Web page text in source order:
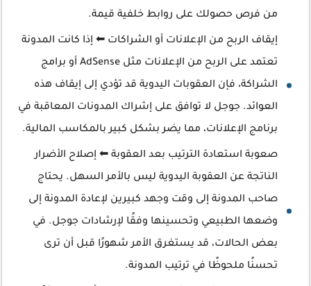
من فرص حصولك على روابط خلفية قيمة.
إيقاف الربح من الإعلانات أو الشراكات ⬅ إذا كانت المدونة
تعتمد على الربح من الإعلانات مثل AdSense أو برامج
الشراكة، فإن العقوبات اليدوية قد تؤدي إلى إيقاف هذه
العوائد. جوجل لا توافق على إشراك المدونات المعاقبة في
برنامج الإعلانات، مما يضر بشكل كبير بالمكاسب المالية.
صعوبة استعادة الترتيب بعد العقوبة ⬅ إصلاح الأضرار
الناتجة عن العقوبة اليدوية ليس بالأمر السهل. يحتاج
صاحب المدونة إلى وقت وجهد كبيرين لإعادة المدونة إلى
وضعها الطبيعي وتحسينها وفقًا لإرشادات جوجل. في
بعض الحالات، قد يستغرق الأمر شهورًا قبل أن ترى
تحسنًا ملحوظًا في ترتيب المدونة.